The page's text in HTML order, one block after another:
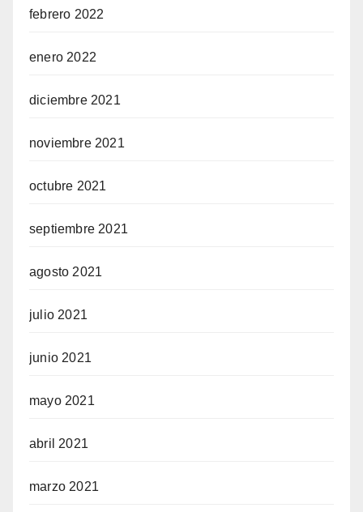
febrero 2022
enero 2022
diciembre 2021
noviembre 2021
octubre 2021
septiembre 2021
agosto 2021
julio 2021
junio 2021
mayo 2021
abril 2021
marzo 2021